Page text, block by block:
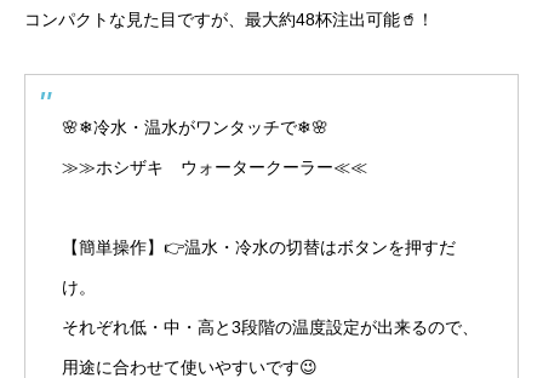
コンパクトな見た目ですが、最大約48杯注出可能🥤！
🌸❄冷水・温水がワンタッチで❄🌸
≫≫ホシザキ ウォータークーラー≪≪
【簡単操作】👉温水・冷水の切替はボタンを押すだ
け。
それぞれ低・中・高と3段階の温度設定が出来るので、
用途に合わせて使いやすいです😉